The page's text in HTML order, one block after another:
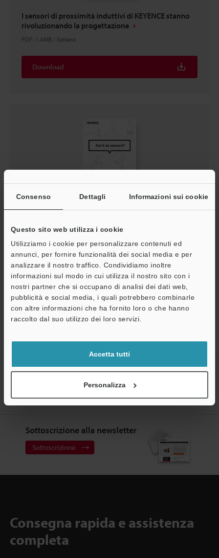
Consenso Dettagli Informazioni sui cookie
Questo sito web utilizza i cookie
Utilizziamo i cookie per personalizzare contenuti ed
annunci, per fornire funzionalità dei social media e per
analizzare il nostro traffico. Condividiamo inoltre
informazioni sul modo in cui utilizza il nostro sito con i
nostri partner che si occupano di analisi dei dati web,
pubblicità e social media, i quali potrebbero combinarle
con altre informazioni che ha fornito loro o che hanno
raccolto dal suo utilizzo dei loro servizi.
Accetta tutti
Personalizza
I sensori di prossimità induttivi di KEYENCE stanno
rivoluzionando la progettazione
PDF: 1.4MB / Italiano
Download
PDF: 3.9MB /Italiano
Download
Sensore di prossimità induttivo
Download
CREA IL TUO ACCOUNT
Registrati ora!
Sottoscrizione alla newsletter
Sottoscrizione
Consegna rapida e assistenza
completa